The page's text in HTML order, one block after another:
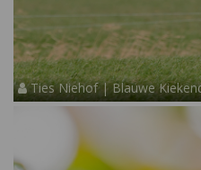
Ties Niehof | Blauwe